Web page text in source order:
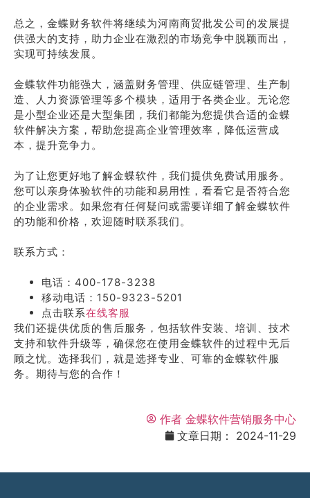
总之，金蝶财务软件将继续为河南商贸批发公司的发展提
供强大的支持，助力企业在激烈的市场竞争中脱颖而出，
实现可持续发展。
金蝶软件功能强大，涵盖财务管理、供应链管理、生产制
造、人力资源管理等多个模块，适用于各类企业。无论您
是小型企业还是大型集团，我们都能为您提供合适的金蝶
软件解决方案，帮助您提高企业管理效率，降低运营成
本，提升竞争力。
为了让您更好地了解金蝶软件，我们提供免费试用服务。
您可以亲身体验软件的功能和易用性，看看它是否符合您
的企业需求。如果您有任何疑问或需要详细了解金蝶软件
的功能和价格，欢迎随时联系我们。
联系方式：
电话：400-178-3238
移动电话：150-9323-5201
点击联系在线客服
我们还提供优质的售后服务，包括软件安装、培训、技术
支持和软件升级等，确保您在使用金蝶软件的过程中无后
顾之忧。选择我们，就是选择专业、可靠的金蝶软件服
务。期待与您的合作！
作者 金蝶软件营销服务中心
文章日期：
2024-11-29